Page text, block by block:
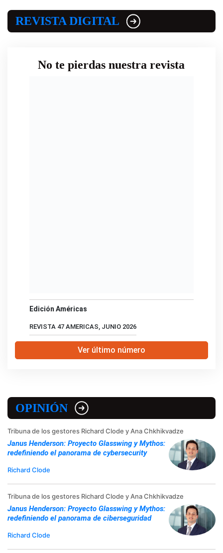
REVISTA DIGITAL
No te pierdas nuestra revista
Edición Américas
REVISTA 47 AMERICAS, JUNIO 2026
Ver último número
OPINIÓN
Tribuna de los gestores Richard Clode y Ana Chkhikvadze
Janus Henderson: Proyecto Glasswing y Mythos:
redefiniendo el panorama de cybersecurity
Richard Clode
Tribuna de los gestores Richard Clode y Ana Chkhikvadze
Janus Henderson: Proyecto Glasswing y Mythos:
redefiniendo el panorama de ciberseguridad
Richard Clode